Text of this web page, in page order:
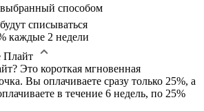
способом
списываться
каждые 2 недели
Плайт
Это короткая мгновенная
Вы оплачиваете сразу только 25%, а
в течение 6 недель, по 25%